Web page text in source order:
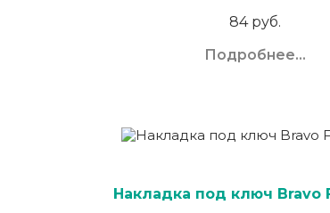
84 руб.
Подробнее...
Накладка под ключ Bravo